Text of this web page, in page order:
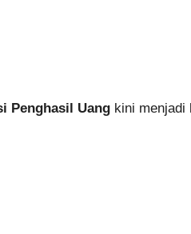
Penghasil Uang kini menjadi